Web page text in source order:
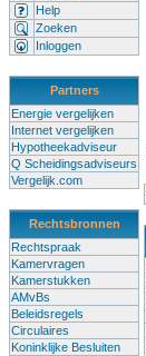
Help
Zoeken
Inloggen
Partners
Energie vergelijken
Internet vergelijken
Hypotheekadviseur
Q Scheidingsadviseurs
Vergelijk.com
Rechtsbronnen
Rechtspraak
Kamervragen
Kamerstukken
AMvBs
Beleidsregels
Circulaires
Koninklijke Besluiten